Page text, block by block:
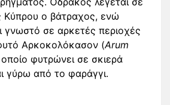
Κύπρου ο βάτραχος, ενώ
γνωστό σε αρκετές περιοχές
Αρκοκολόκασον (Arum
φυτρώνει σε σκιερά
γύρω από το φαράγγι.